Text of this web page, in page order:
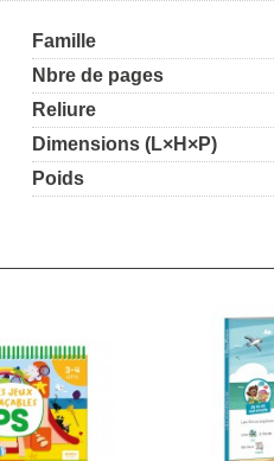
Famille
Nbre de pages
Reliure
Dimensions (L×H×P)
Poids